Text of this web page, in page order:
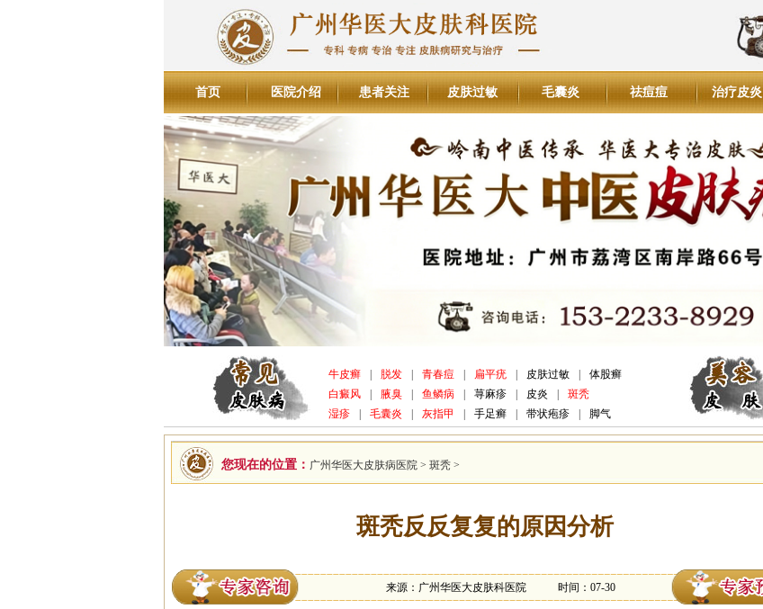
首页 医院介绍 患者关注 皮肤过敏 毛囊炎 祛痘痘 治疗皮炎
牛皮癣 脱发 青春痘 扁平疣 皮肤过敏
体股癣
白癜风
腋臭 鱼鳞病 荨麻疹 皮炎
斑秃
湿疹
毛囊炎 灰指甲 手足癣 带状疱疹 脚气
您现在的位置： 广州华医大皮肤病医院 > 斑秃 >
斑秃反反复复的原因分析
来源：广州华医大皮肤科医院 时间：07-30